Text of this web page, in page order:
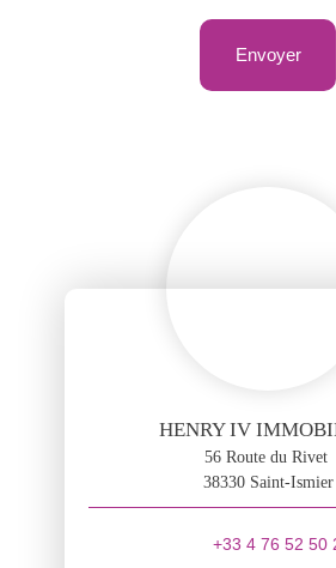
Envoyer
HENRY IV
56 Route du Rivet
38330 Saint-Ismier
+33 4 76 52 50